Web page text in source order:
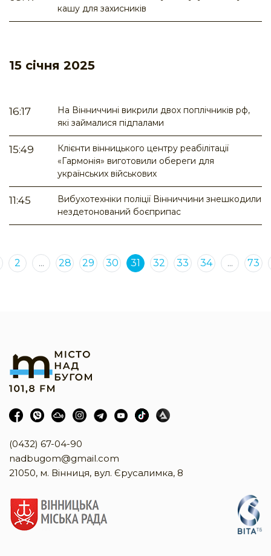
кашу для захисників
15 січня 2025
16:17
На Вінниччині викрили двох поплічників рф,
які займалися підпалами
15:49
Клієнти вінницького центру реабілітації
«Гармонія» виготовили обереги для
українських військових
11:45
Вибухотехніки поліції Вінниччини знешкодили
нездетонований боєприпас
2 ... 28 29 30 31 32 33 34 ... 73
(0432) 67-04-90
nadbugom@gmail.com
21050, м. Вінниця, вул. Єрусалимка, 8